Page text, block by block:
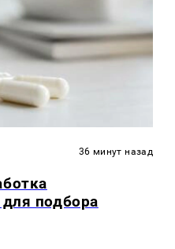
36 минут назад
для подбора